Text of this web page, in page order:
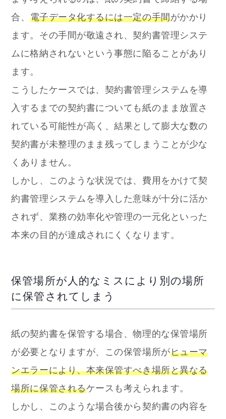
合、 電子データ化するには一定の手間がかかり
ます。その手間が敬遠され、契約書管理システ
ムに格納されないという事態に陥ることがあり
ます。
こうしたケースでは、契約書管理システムを導
入するまでの契約書についても紙のまま放置さ
れている可能性が高く、結果として膨大な数の
契約書が未整理のまま残ってしまうことが少な
くありません。
しかし、このような状況では、費用をかけて契
約書管理システムを導入した意味が十分に活か
されず、業務の効率化や管理の一元化といった
本来の目的が達成されにくくなります。
保管場所が人的なミスにより別の場所
に保管されてしまう
紙の契約書を保管する場合、物理的な保管場所
が必要となりますが、この保管場所がヒューマ
ンエラーにより、本来保管すべき場所と異なる
場所に保管されるケースも考えられます。
しかし、このような場合後から契約書の内容を